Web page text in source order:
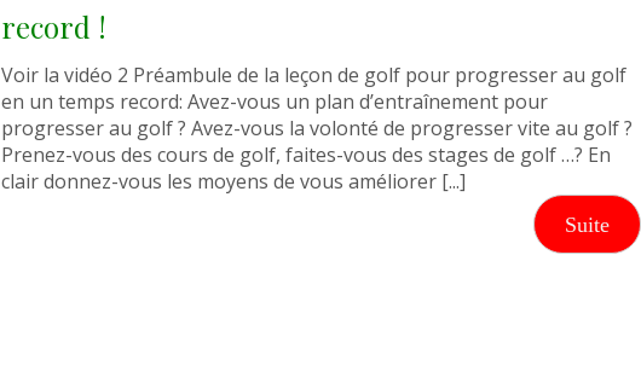
record !
Voir la vidéo 2 Préambule de la leçon de golf pour progresser au golf
en un temps record: Avez-vous un plan d’entraînement pour
progresser au golf ? Avez-vous la volonté de progresser vite au golf ?
Prenez-vous des cours de golf, faites-vous des stages de golf …? En
clair donnez-vous les moyens de vous améliorer [...]
Suite